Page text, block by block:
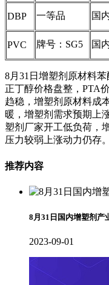
DBP 一等品 国
PVC 牌号：SG5 国
8月31日增塑剂原材料
正丁醇价格盘整，PTA
趋稳，增塑剂原材料成
暖，增塑剂需求预期上
塑剂厂家开工低负荷，
压力较弱上涨动力仍存。
推荐内容
8月31日国内增塑剂产
2023-09-01